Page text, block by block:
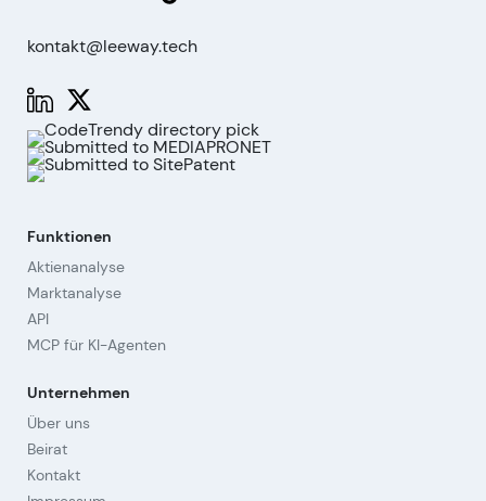
kontakt@leeway.tech
Funktionen
Aktienanalyse
Marktanalyse
API
MCP für KI-Agenten
Unternehmen
Über uns
Beirat
Kontakt